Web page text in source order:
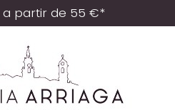
a partir de 55 €*